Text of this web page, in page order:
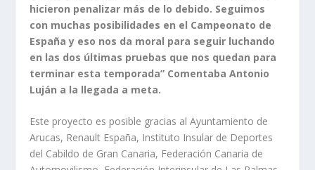
hicieron penalizar más de lo debido. Seguimos
con muchas posibilidades en el Campeonato de
España y eso nos da moral para seguir luchando
en las dos últimas pruebas que nos quedan para
terminar esta temporada” Comentaba Antonio
Luján a la llegada a meta.
Este proyecto es posible gracias al Ayuntamiento de
Arucas, Renault España, Instituto Insular de Deportes
del Cabildo de Gran Canaria, Federación Canaria de